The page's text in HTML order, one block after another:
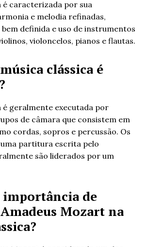
é caracterizada por sua
e melodia refinadas,
definida e uso de instrumentos
violoncelos, pianos e flautas.
clássica é
é geralmente executada por
de câmara que consistem em
cordas, sopros e percussão. Os
uma partitura escrita pelo
são liderados por um
importância de
Mozart na